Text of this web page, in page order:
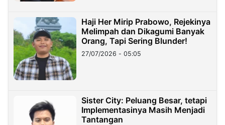
Haji Her Mirip Prabowo, Rejekinya
Melimpah dan Dikagumi Banyak
Orang, Tapi Sering Blunder!
27/07/2026 - 05:05
Sister City: Peluang Besar, tetapi
Implementasinya Masih Menjadi
Tantangan